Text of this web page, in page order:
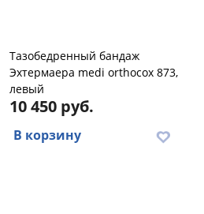
Тазобедренный бандаж
Эхтермаера medi orthocox 873,
левый
10 450 руб.
В корзину